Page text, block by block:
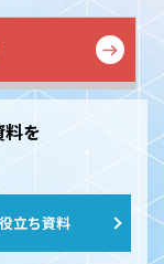
を
立ち資料